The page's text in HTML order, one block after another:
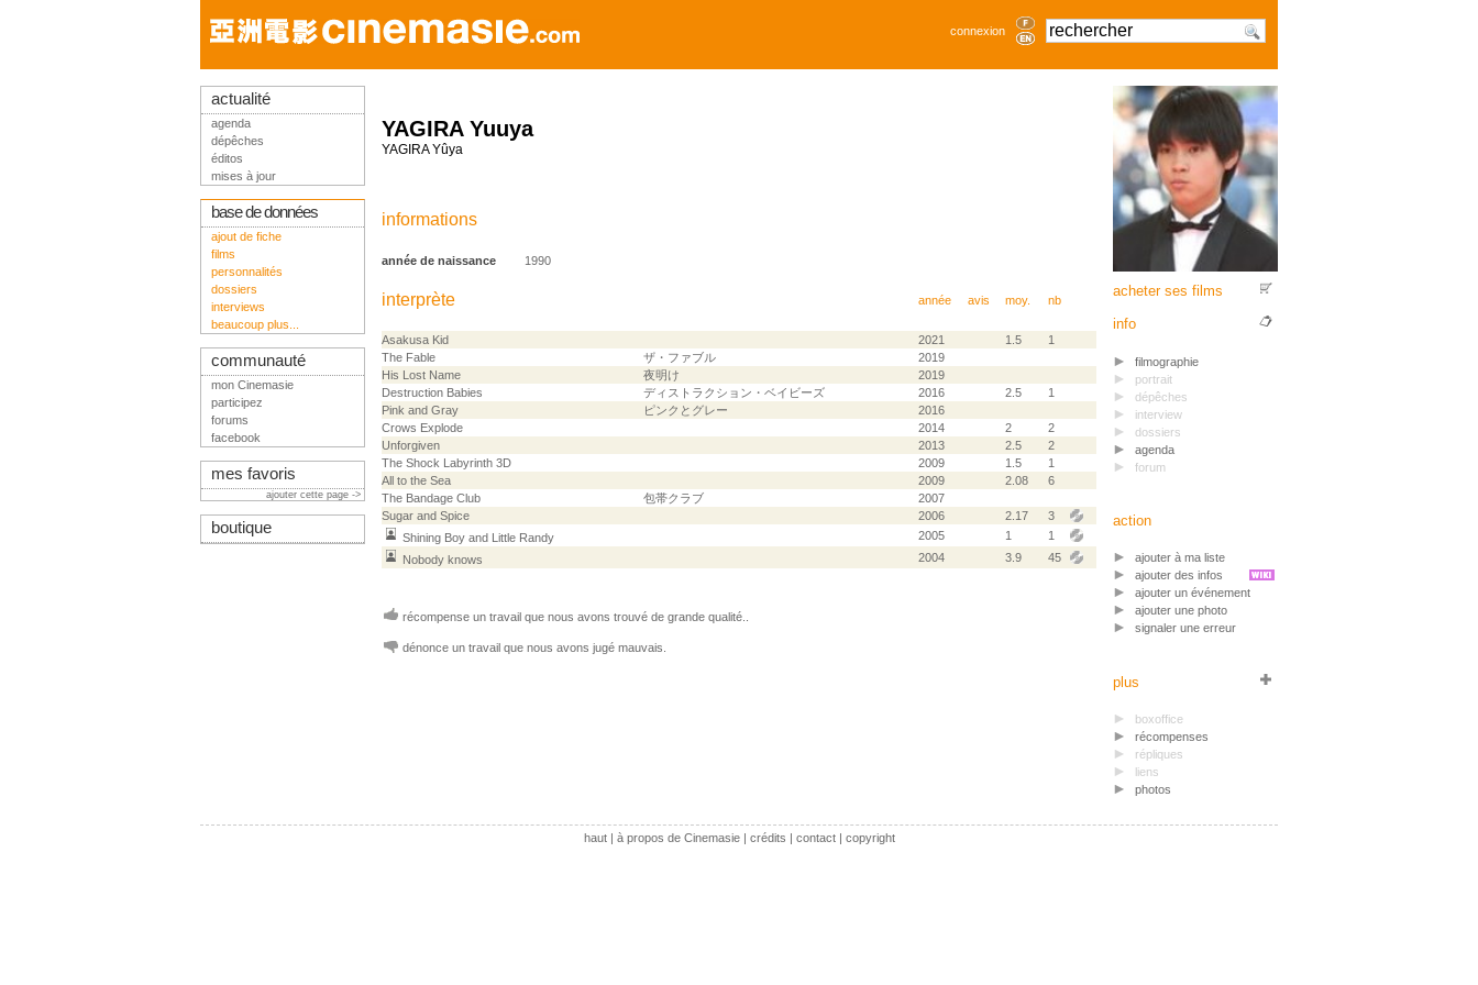
connexion
YAGIRA Yuuya
YAGIRA Yûya
informations
année de naissance 1990
interprète année avis moy. nb
Asakusa Kid 2021 1.5
1
The Fable
ザ・ファブル
2019
His Lost Name
夜明け
2019
Destruction Babies
ディストラクション・ベイビーズ 2016 2.5
1
Pink and Gray
ピンクとグレー
2016
Crows Explode
2014 2
2
Unforgiven
2013 2.5
2
The Shock Labyrinth 3D
2009 1.5
1
All to the Sea
2009 2.08
6
The Bandage Club
包帯クラブ
2007
Sugar and Spice
2006 2.17
3
Shining Boy and Little Randy
2005 1
1
Nobody knows
2004 3.9 45
récompense un travail que nous avons trouvé de grande qualité..
dénonce un travail que nous avons jugé mauvais.
acheter ses films
info
filmographie
portrait
dépêches
interview
dossiers
agenda
forum
action
ajouter à ma liste
ajouter des infos
ajouter un événement
ajouter une photo
signaler une erreur
plus
boxoffice
récompenses
répliques
liens
photos
actualité
agenda
dépêches
éditos
mises à jour
base de données
ajout de fiche
films
personnalités
dossiers
interviews
beaucoup plus...
communauté
mon Cinemasie
participez
forums
facebook
mes favoris
ajouter cette page ->
boutique
haut| à propos de Cinemasie| crédits | contact| copyright